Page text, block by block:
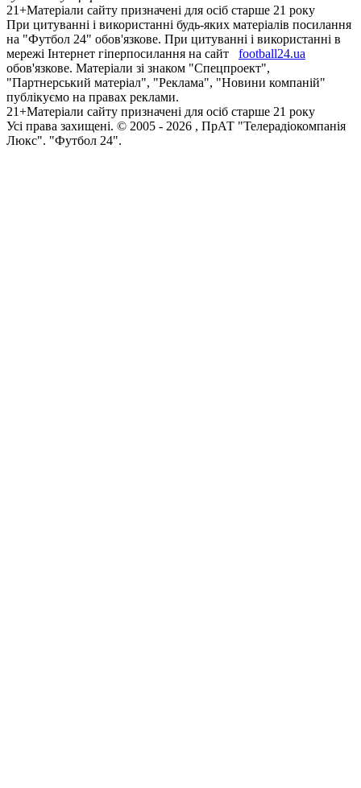
21+Матеріали сайту призначені для осіб старше 21 року
При цитуванні і використанні будь-яких матеріалів посилання
на "Футбол 24" обов'язкове. При цитуванні і використанні в
мережі Інтернет гіперпосилання на сайт
football24.ua
обов'язкове. Матеріали зі знаком "Спецпроект",
"Партнерський матеріал", "Реклама", "Новини компаній"
публікуємо на правах реклами.
21+Матеріали сайту призначені для осіб старше 21 року
Усi права захищенi. © 2005 - 2026 , ПрАТ "Телерадіокомпанія
Люкс". "Футбол 24".